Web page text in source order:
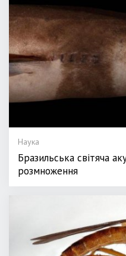
Наука
Бразильська світяча
розмноження